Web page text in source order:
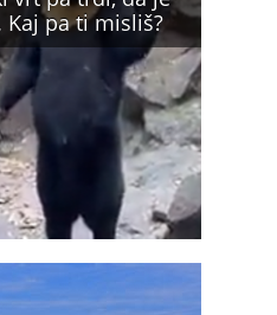
pa ti misliš?